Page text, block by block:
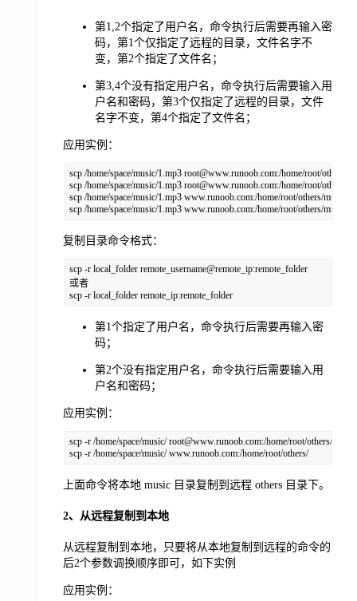
第1,2个指定了用户名，命令执行后需要再输入密
码，第1个仅指定了远程的目录，文件名字不
变，第2个指定了文件名；
第3,4个没有指定用户名，命令执行后需要输入用
户名和密码，第3个仅指定了远程的目录，文件
名字不变，第4个指定了文件名；
应用实例：
scp /home/space/music/1.mp3 root@www.runoob.com:/home/root/others/
scp /home/space/music/1.mp3 root@www.runoob.com:/home/root/others/
scp /home/space/music/1.mp3 www.runoob.com:/home/root/others/music
scp /home/space/music/1.mp3 www.runoob.com:/home/root/others/music/
复制目录命令格式：
scp -r local_folder remote_username@remote_ip:remote_folder
或者
scp -r local_folder remote_ip:remote_folder
第1个指定了用户名，命令执行后需要再输入密
码；
第2个没有指定用户名，命令执行后需要输入用
户名和密码；
应用实例：
scp -r /home/space/music/ root@www.runoob.com:/home/root/others/
scp -r /home/space/music/ www.runoob.com:/home/root/others/
上面命令将本地 music 目录复制到远程 others 目录下。
2、从远程复制到本地
从远程复制到本地，只要将从本地复制到远程的命令的
后2个参数调换顺序即可，如下实例
应用实例：